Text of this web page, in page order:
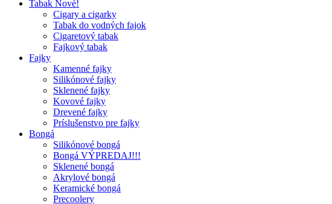
Tabak Nové!
Cigary a cigarky
Tabak do vodných fajok
Cigaretový tabak
Fajkový tabak
Fajky
Kamenné fajky
Silikónové fajky
Sklenené fajky
Kovové fajky
Drevené fajky
Príslušenstvo pre fajky
Bongá
Silikónové bongá
Bongá VÝPREDAJ!!!
Sklenené bongá
Akrylové bongá
Keramické bongá
Precoolery